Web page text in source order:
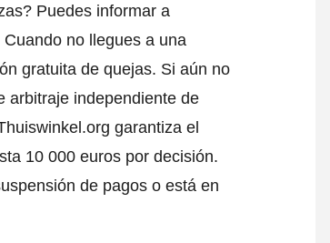
Puedes informar a
Cuando no llegues a una
gratuita de quejas. Si aún no
arbitraje independiente de
garantiza el
10 000 euros por decisión.
de pagos o está en